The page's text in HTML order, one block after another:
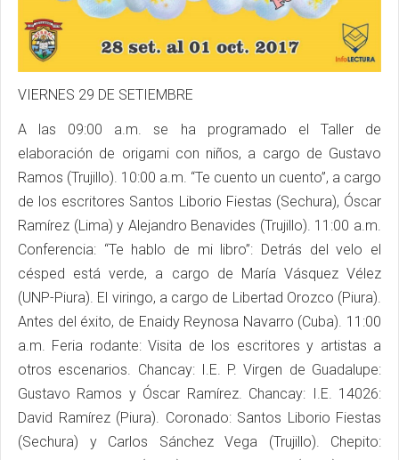
VIERNES 29 DE SETIEMBRE
A las 09:00 a.m. se ha programado el Taller de
elaboración de origami con niños, a cargo de Gustavo
Ramos (Trujillo). 10:00 a.m. “Te cuento un cuento”, a cargo
de los escritores Santos Liborio Fiestas (Sechura), Óscar
Ramírez (Lima) y Alejandro Benavides (Trujillo). 11:00 a.m.
Conferencia: “Te hablo de mi libro”: Detrás del velo el
césped está verde, a cargo de María Vásquez Vélez
(UNP-Piura). El viringo, a cargo de Libertad Orozco (Piura).
Antes del éxito, de Enaidy Reynosa Navarro (Cuba). 11:00
a.m. Feria rodante: Visita de los escritores y artistas a
otros escenarios. Chancay: I.E. P. Virgen de Guadalupe:
Gustavo Ramos y Óscar Ramírez. Chancay: I.E. 14026:
David Ramírez (Piura). Coronado: Santos Liborio Fiestas
(Sechura) y Carlos Sánchez Vega (Trujillo). Chepito: